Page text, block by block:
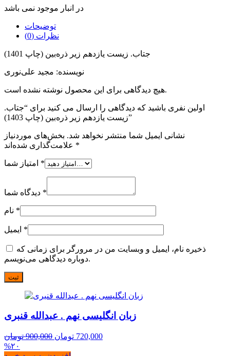
در انبار موجود نمی باشد
توضیحات
نظرات (0)
جتاب. زيست يازدهم زیر ذره‌بین (چاپ 1401)
نویسنده: مجيد علی‌نوری
هیچ دیدگاهی برای این محصول نوشته نشده است.
اولین نفری باشید که دیدگاهی را ارسال می کنید برای “جتاب.
زيست يازدهم زیر ذره‌بین (چاپ 1403)”
نشانی ایمیل شما منتشر نخواهد شد. بخش‌های موردنیاز
*
*
*
*
*
ذخیره نام، ایمیل و وبسایت من در مرورگر برای زمانی که
دوباره دیدگاهی می‌نویسم.
زبان انگلیسی نهم . عبدالله قنبری
900,000 تومان
قیمت 720,000 تومان
قیمت
%۲۰